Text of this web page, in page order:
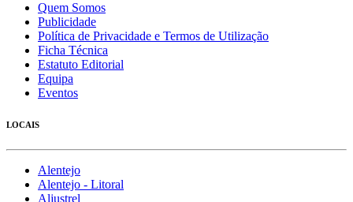
Quem Somos
Publicidade
Política de Privacidade e Termos de Utilização
Ficha Técnica
Estatuto Editorial
Equipa
Eventos
LOCAIS
Alentejo
Alentejo - Litoral
Aljustrel